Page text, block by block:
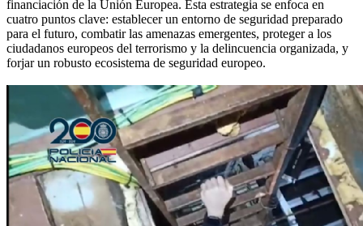
financiación de la Unión Europea. Esta estrategia se enfoca en
cuatro puntos clave: establecer un entorno de seguridad preparado
para el futuro, combatir las amenazas emergentes, proteger a los
ciudadanos europeos del terrorismo y la delincuencia organizada, y
forjar un robusto ecosistema de seguridad europeo.